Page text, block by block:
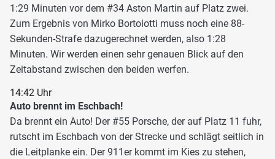
1:29 Minuten vor dem #34 Aston Martin auf Platz zwei.
Zum Ergebnis von Mirko Bortolotti muss noch eine 88-
Sekunden-Strafe dazugerechnet werden, also 1:28
Minuten. Wir werden einen sehr genauen Blick auf den
Zeitabstand zwischen den beiden werfen.
14:42 Uhr
Auto brennt im Eschbach!
Da brennt ein Auto! Der #55 Porsche, der auf Platz 11 fuhr,
rutscht im Eschbach von der Strecke und schlägt seitlich in
die Leitplanke ein. Der 911er kommt im Kies zu stehen,